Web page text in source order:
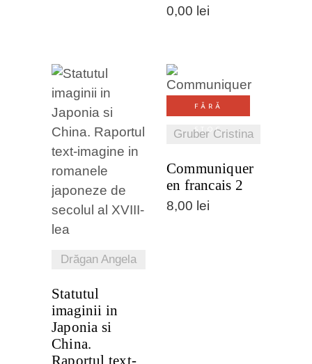
0,00 lei
Drăgan Angela
VEZI
DETALII
Statutul
imaginii in
Japonia si
China.
FĂRĂ
STOC
Gruber Cristina
VEZI
DETALII
Communiquer
en francais 2
8,00 lei